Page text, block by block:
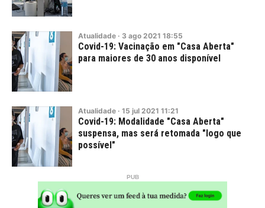
Atualidade · 3 ago 2021 18:55
Covid-19: Vacinação em "Casa Aberta"
para maiores de 30 anos disponível
Atualidade · 15 jul 2021 11:21
Covid-19: Modalidade "Casa Aberta"
suspensa, mas será retomada "logo que
possível"